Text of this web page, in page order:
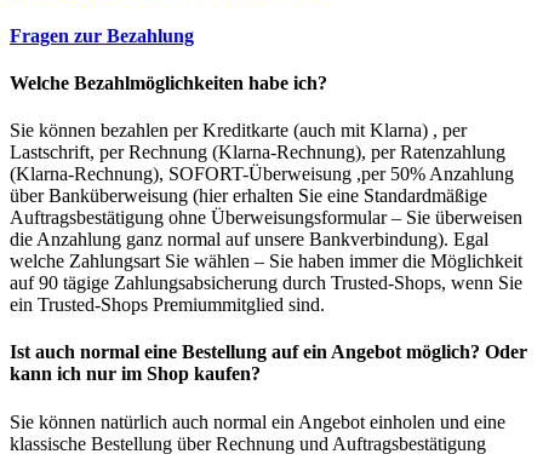
Fragen zur Bezahlung
Welche Bezahlmöglichkeiten habe ich?
Sie können bezahlen per Kreditkarte (auch mit Klarna) , per
Lastschrift, per Rechnung (Klarna-Rechnung), per Ratenzahlung
(Klarna-Rechnung), SOFORT-Überweisung ,per 50% Anzahlung
über Banküberweisung (hier erhalten Sie eine Standardmäßige
Auftragsbestätigung ohne Überweisungsformular – Sie überweisen
die Anzahlung ganz normal auf unsere Bankverbindung). Egal
welche Zahlungsart Sie wählen – Sie haben immer die Möglichkeit
auf 90 tägige Zahlungsabsicherung durch Trusted-Shops, wenn Sie
ein Trusted-Shops Premiummitglied sind.
Ist auch normal eine Bestellung auf ein Angebot möglich? Oder
kann ich nur im Shop kaufen?
Sie können natürlich auch normal ein Angebot einholen und eine
klassische Bestellung über Rechnung und Auftragsbestätigung